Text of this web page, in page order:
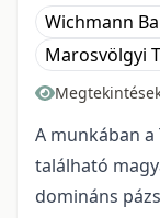
Wichmann
Marosvölgyi
A munkában
található
domináns